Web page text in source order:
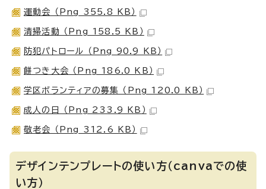
運動会 （Png 355.8 KB）
清掃活動 （Png 158.5 KB）
防犯パトロール （Png 90.9 KB）
餅つき大会 （Png 186.0 KB）
学区ボランティアの募集 （Png 120.0 KB）
成人の日 （Png 233.9 KB）
敬老会 （Png 312.6 KB）
デザインテンプレートの使い方（canvaでの使
い方）